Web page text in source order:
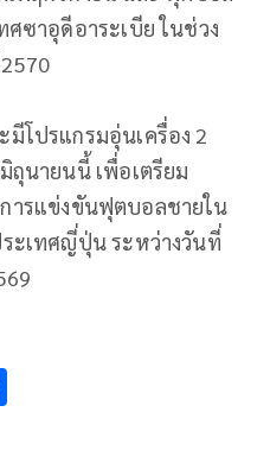
ซาอุดีอาระเบีย ในช่วง
โปรแกรมอุ่นเครื่อง 2
ถุนายนนี้ เพื่อเตรียม
ารแข่งขันฟุตบอลชายใน
ะเทศญี่ปุ่น ระหว่างวันที่